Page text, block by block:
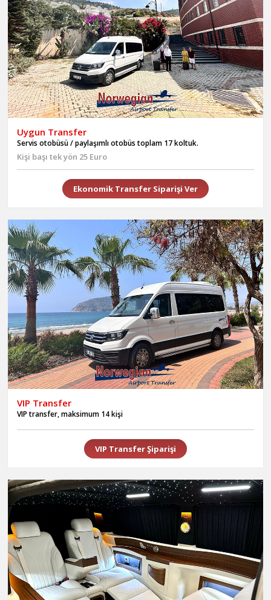
Uygun Transfer
Servis otobüsü / paylaşımlı otobüs toplam 17 koltuk.
Kişi başı tek yön 25 Euro
Ekonomik Transfer Siparişi Ver
VIP Transfer
VIP transfer, maksimum 14 kişi
VIP Transfer Şiparişi